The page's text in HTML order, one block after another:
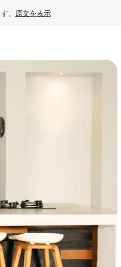
。 原文を表示
索結果を確認することができます。